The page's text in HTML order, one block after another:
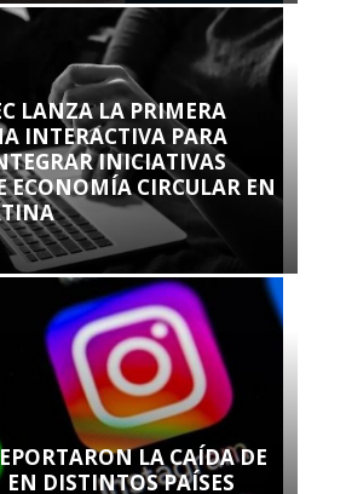
LANZA LA PRIMERA
INTERACTIVA PARA
INICIATIVAS
ECONOMÍA CIRCULAR EN
LA CAÍDA DE
DISTINTOS PAÍSES